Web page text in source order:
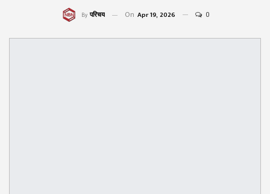
By परिचय On Apr 19, 2026 0